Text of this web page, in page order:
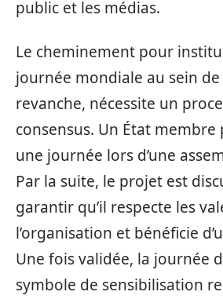
public et les médias.
Le cheminement pour
journée mondiale au sein de
revanche, nécessite un
consensus. Un État
une journée lors d’une
Par la suite, le projet est
garantir qu’il respecte les
l’organisation et bénéficie
Une fois validée, la journée
symbole de sensibilisation